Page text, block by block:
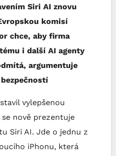
Siri AI znovu
komisí
chce, aby firma
i další AI agenty
argumentuje
vylepšenou
nově prezentuje
Siri AI. Jde o jednu z
iPhonu, která